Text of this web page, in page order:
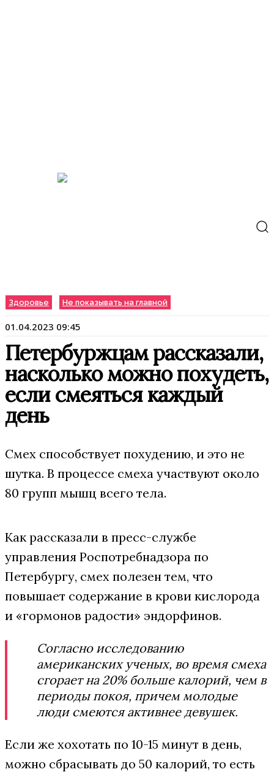
Здоровье Не показывать на главной
01.04.2023 09:45
Петербуржцам рассказали,
насколько можно похудеть,
если смеяться каждый
день
Смех способствует похудению, и это не
шутка. В процессе смеха участвуют около
80 групп мышц всего тела.
Как рассказали в пресс-службе
управления Роспотребнадзора по
Петербургу, смех полезен тем, что
повышает содержание в крови кислорода
и «гормонов радости» эндорфинов.
Согласно исследованию
американских ученых, во время смеха
сгорает на 20% больше калорий, чем в
периоды покоя, причем молодые
люди смеются активнее девушек.
Если же хохотать по 10-15 минут в день,
можно сбрасывать до 50 калорий, то есть